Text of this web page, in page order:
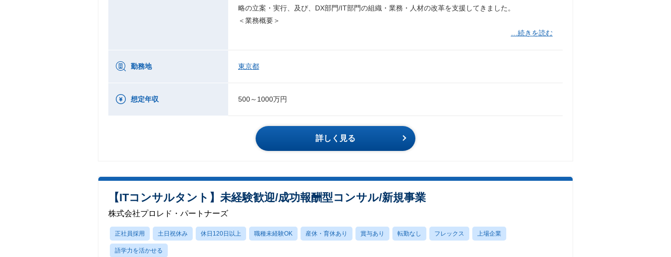
略の立案・実行、及び、DX部門/IT部門の組織・業務・人材の改革を支援してきました。
＜業務概要＞
…続きを読む
勤務地 東京都
想定年収 500～1000万円
詳しく見る
【ITコンサルタント】未経験歓迎/成功報酬型コンサル/新規事業
株式会社プロレド・パートナーズ
正社員採用 土日祝休み 休日120日以上 職種未経験OK 産休・育休あり 賞与あり 転勤なし フレックス 上場企業
語学力を活かせる